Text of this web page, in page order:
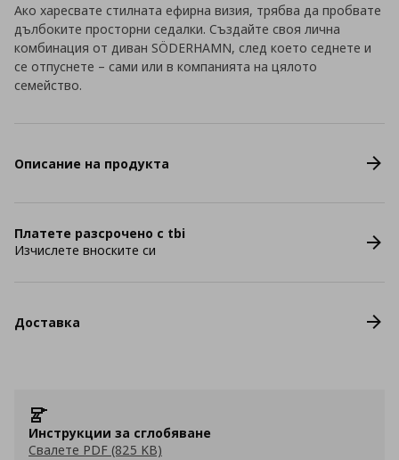
Ако харесвате стилната ефирна визия, трябва да пробвате
дълбоките просторни седалки. Създайте своя лична
комбинация от диван SÖDERHAMN, след което седнете и
се отпуснете – сами или в компанията на цялото
семейство.
Описание на продукта
Платете разсрочено с tbi
Изчислете вноските си
Доставка
Инструкции за сглобяване
Свалете PDF (825 KB)